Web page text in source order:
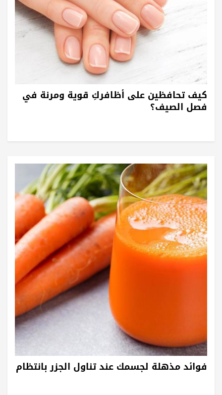
كيف تحافظين على أظافركِ قوية ومرنة في
فصل الصيف؟
فوائد مذهلة لجسمك عند تناول الجزر بانتظام